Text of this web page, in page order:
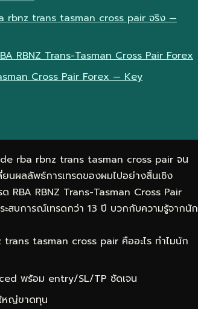
rbnz trans tasman cross pair จริง —
RBNZ Trans-Tasman Cross Pair Forex
Cross Pair Forex — Key
rba rbnz trans tasman cross pair จน
นผลลัพธ์การเทรดของผมไปอย่างสิ้นเชิง
RBA RBNZ Trans-Tasman Cross Pair
ะสบการณ์เทรดกว่า 13 ปี บวกกับความรู้จากนัก
tasman cross pair คืออะไร ทำไมนัก
พร้อม entry/SL/TP ชัดเจน
หญ่ขาดทุน